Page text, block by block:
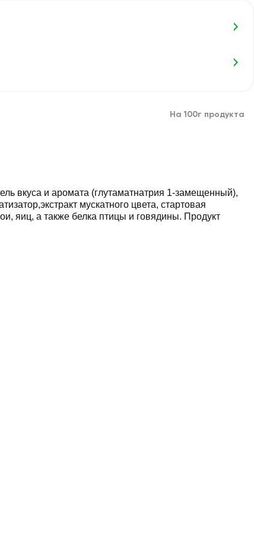
На 100г продукта
вкуса и аромата (глутаматнатрия 1-замещенный),
мускатного цвета, стартовая
яиц, а также белка птицы и говядины. Продукт